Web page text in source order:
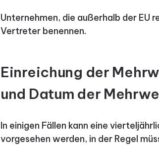
Unternehmen, die außerhalb der EU
Vertreter benennen.
Einreichung der
und Datum der
In einigen Fällen kann eine
vorgesehen werden, in der Regel